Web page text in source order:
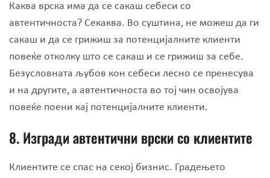
Каква врска има да се сакаш себеси со
автентичноста? Секаква. Во суштина, не можеш да ги
сакаш и да се грижиш за потенцијалните клиенти
повеќе отколку што се сакаш и се грижиш за себе.
Безусловната љубов кон себеси лесно се пренесува
и на другите, а автентичноста во тој чин освојува
повеќе поени кај потенцијалните клиенти.
8. Изгради автентични врски со клиентите
Клиентите се спас на секој бизнис. Градењето